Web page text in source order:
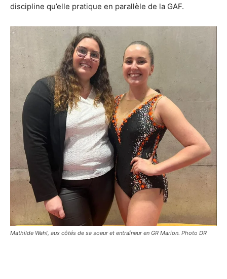
discipline qu’elle pratique en parallèle de la GAF.
Mathilde Wahl, aux côtés de sa soeur et entraîneur en GR Marion. Photo DR